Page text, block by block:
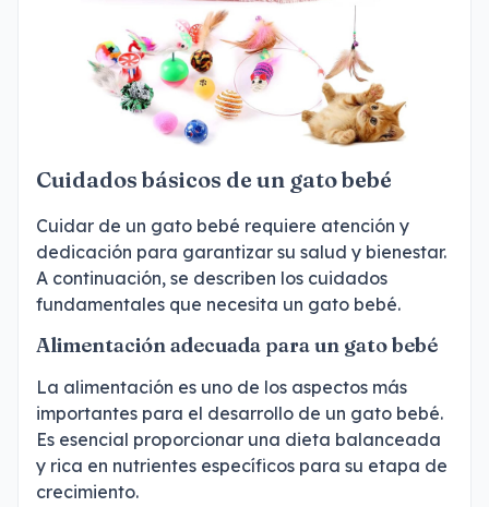
Cuidados básicos de un gato bebé
Cuidar de un gato bebé requiere atención y
dedicación para garantizar su salud y bienestar.
A continuación, se describen los cuidados
fundamentales que necesita un gato bebé.
Alimentación adecuada para un gato bebé
La alimentación es uno de los aspectos más
importantes para el desarrollo de un gato bebé.
Es esencial proporcionar una dieta balanceada
y rica en nutrientes específicos para su etapa de
crecimiento.